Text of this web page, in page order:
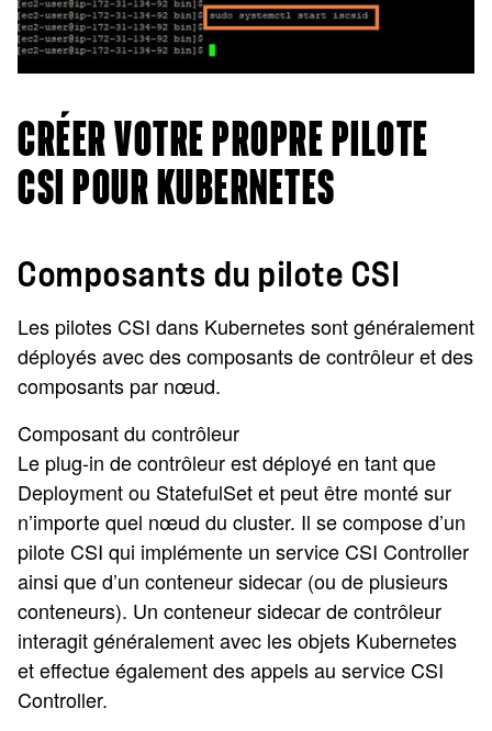
CRÉER VOTRE PROPRE PILOTE
CSI POUR KUBERNETES
Composants du pilote CSI
Les pilotes CSI dans Kubernetes sont généralement
déployés avec des composants de contrôleur et des
composants par nœud.
Composant du contrôleur
Le plug-in de contrôleur est déployé en tant que
Deployment ou StatefulSet et peut être monté sur
n’importe quel nœud du cluster. Il se compose d’un
pilote CSI qui implémente un service CSI Controller
ainsi que d’un conteneur sidecar (ou de plusieurs
conteneurs). Un conteneur sidecar de contrôleur
interagit généralement avec les objets Kubernetes
et effectue également des appels au service CSI
Controller.